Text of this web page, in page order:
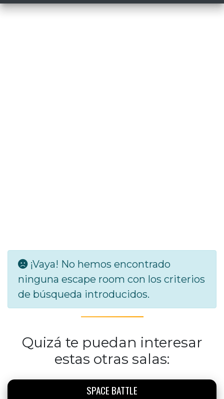
¡Vaya! No hemos encontrado
ninguna escape room con los criterios
de búsqueda introducidos.
Quizá te puedan interesar
estas otras salas:
SPACE BATTLE